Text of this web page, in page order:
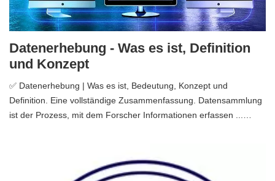
Datenerhebung - Was es ist, Definition
und Konzept
✅ Datenerhebung | Was es ist, Bedeutung, Konzept und
Definition. Eine vollständige Zusammenfassung. Datensammlung
ist der Prozess, mit dem Forscher Informationen erfassen ...…